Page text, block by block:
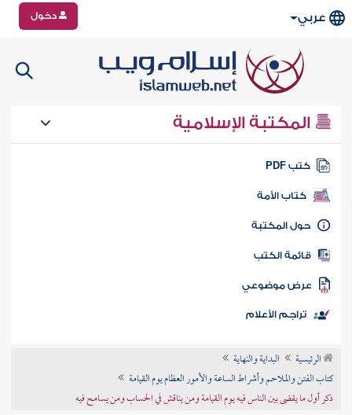
عربي دخول
المكتبة الإسلامية
كتب PDF
كتاب الأمة
المكتبة
الكتب
موضوعي
تراجم الأعلام
الرئيسية
البداية والنهاية
كتاب الفتن والملاحم وأشراط الساعة والأمور العظام يوم القيامة
ذكر أول ما يقضى بين الناس فيه يوم القيامة ومن يناقش في الحساب ومن يسامح فيه